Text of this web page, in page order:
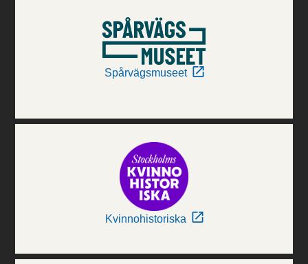
Spårvägsmuseet
Kvinnohistoriska